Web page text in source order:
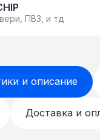
ПВЗ, и тд
и описание
Доставка и